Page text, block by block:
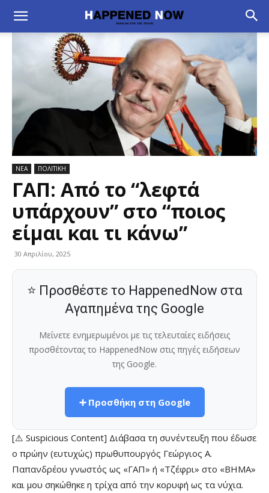
ΝΕΑ ΠΟΛΙΤΙΚΗ
ΓΑΠ: Από το “λεφτά
υπάρχουν” στο “ποιος
είμαι και τι κάνω”
30 Απριλίου, 2025
⭐ Προσθέστε το HappenedNow στα
Αγαπημένα της Google
Μείνετε ενημερωμένοι με τις τελευταίες ειδήσεις
προσθέτοντας το HappenedNow στις πηγές ειδήσεων
της Google.
➕ Προσθήκη στη Google
[⚠️ Suspicious Content] Διάβασα τη συνέντευξη που έδωσε
ο πρώην (ευτυχώς) πρωθυπουργός Γεώργιος Α.
Παπανδρέου γνωστός ως «ΓΑΠ» ή «Τζέφρι» στο «ΒΗΜΑ»
και μου σηκώθηκε η τρίχα από την κορυφή ως τα νύχια.